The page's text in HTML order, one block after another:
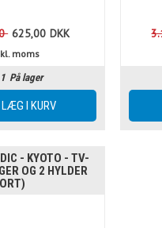
625,00 DKK
moms
1 På lager
- KYOTO - TV-
OG 2 HYLDER